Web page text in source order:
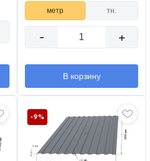
метр тн.
- +
В корзину
-9%